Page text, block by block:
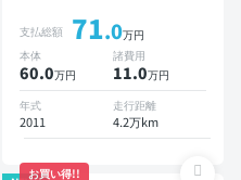
ター 両側電動スライドドア
8人乗り
支払総額 71.0万円
本体
60.0万円
諸費用
11.0万円
年式
2011
走行距離
4.2万km
お買い得!!